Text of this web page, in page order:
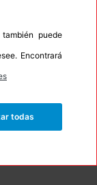
puede
Encontrará
todas